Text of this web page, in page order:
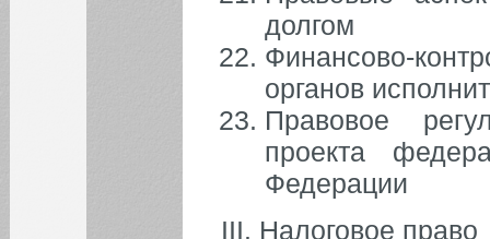
долгом
Финансово-
органов
Правовое
проекта
Федерации
III. Налоговое право